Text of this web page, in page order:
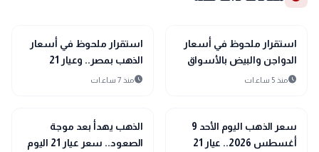
trending_up
اقتصاد
استقرار ملحوظ في أسعار
الدواجن والبيض بالأسواق
scheduleمنذ 5 ساعات
trending_up
اقتصاد
استقرار ملحوظ في أسعار
الذهب بمصر.. وعيار 21
يسجل رقماً جديداً بالصاغة
scheduleمنذ 7 ساعات
trending_up
اقتصاد
سعر الذهب اليوم الأحد 9
أغسطس 2026.. عيار 21
trending_up
اقتصاد
الذهب يهدأ بعد موجة
الصعود.. سعر عيار 21 اليوم